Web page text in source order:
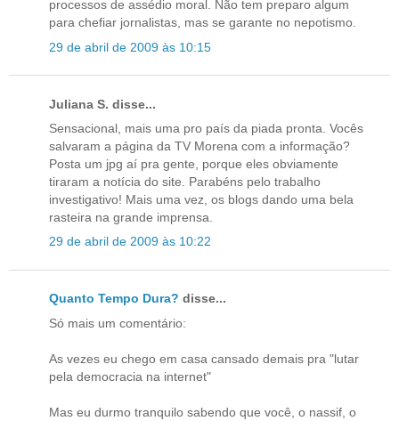
processos de assédio moral. Não tem preparo algum
para chefiar jornalistas, mas se garante no nepotismo.
29 de abril de 2009 às 10:15
Juliana S. disse...
Sensacional, mais uma pro país da piada pronta. Vocês
salvaram a página da TV Morena com a informação?
Posta um jpg aí pra gente, porque eles obviamente
tiraram a notícia do site. Parabéns pelo trabalho
investigativo! Mais uma vez, os blogs dando uma bela
rasteira na grande imprensa.
29 de abril de 2009 às 10:22
Quanto Tempo Dura? disse...
Só mais um comentário:
As vezes eu chego em casa cansado demais pra "lutar
pela democracia na internet"
Mas eu durmo tranquilo sabendo que você, o nassif, o